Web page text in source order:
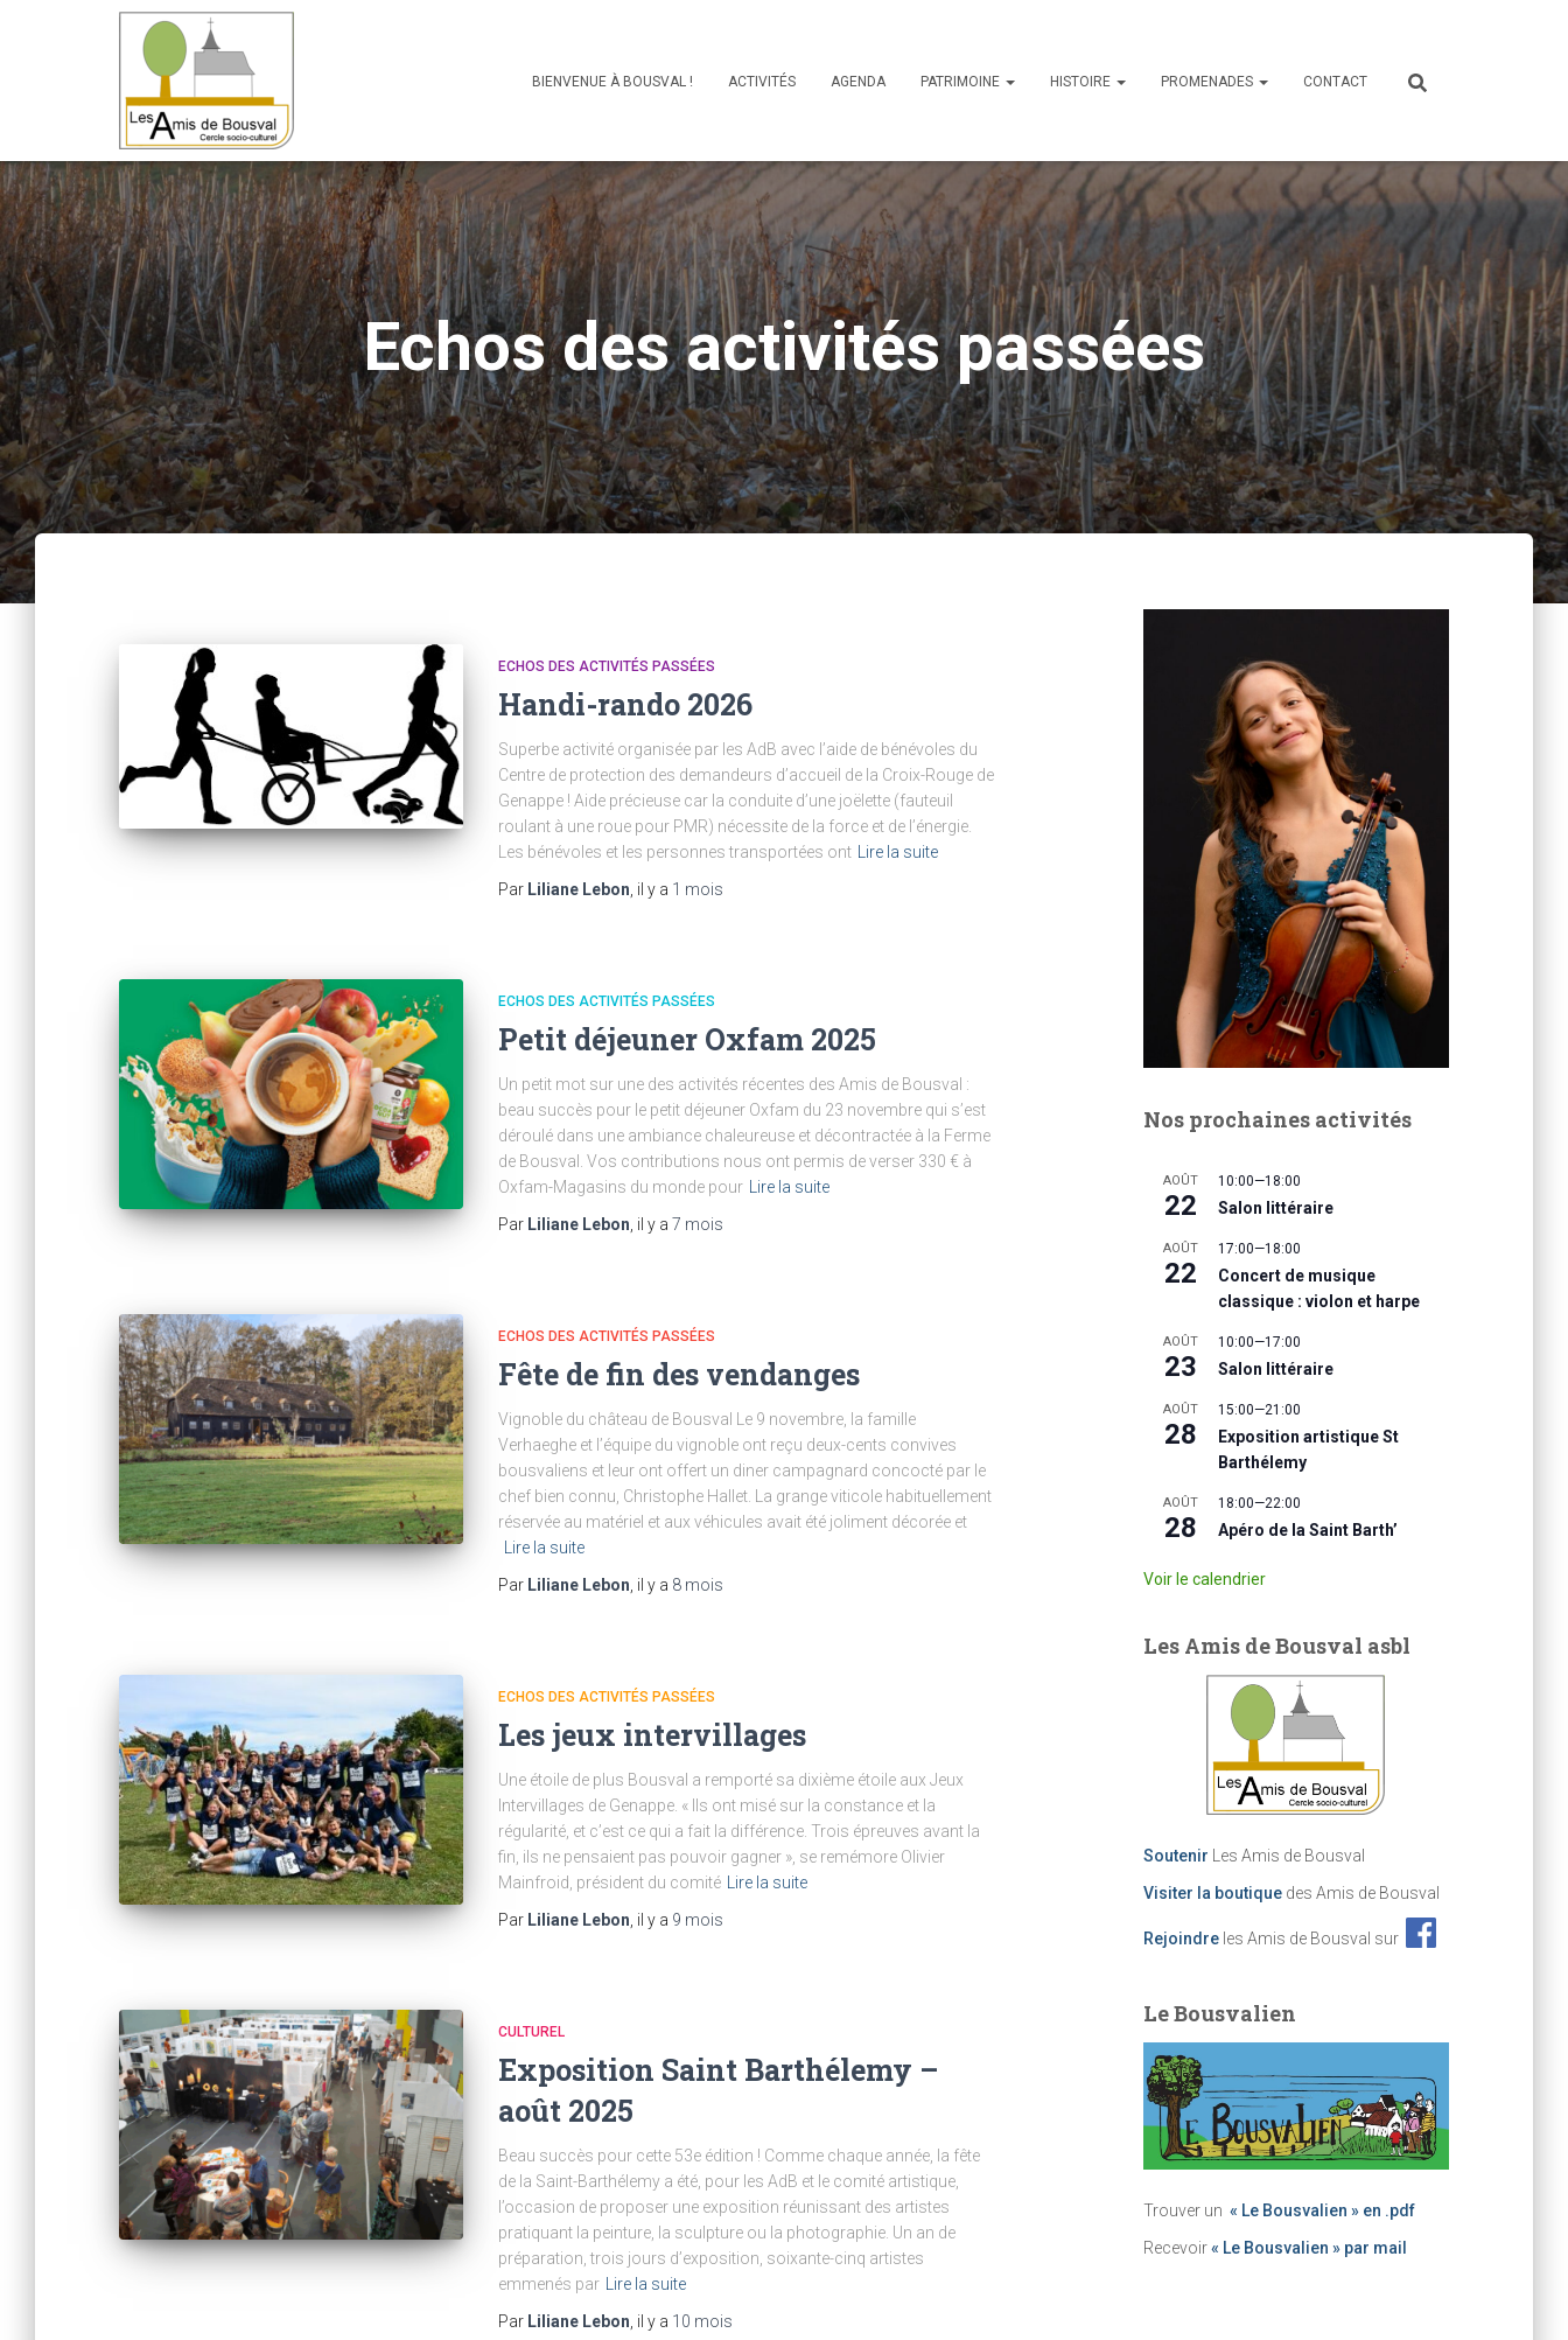
BIENVENUE À BOUSVAL ! ACTIVITÉS AGENDA PATRIMOINE HISTOIRE PROMENADES CONTACT
Echos des activités passées
ECHOS DES ACTIVITÉS PASSÉES
Handi-rando 2026
Superbe activité organisée par les AdB avec l’aide de bénévoles du
Centre de protection des demandeurs d’accueil de la Croix-Rouge de
Genappe ! Aide précieuse car la conduite d’une joëlette (fauteuil
roulant à une roue pour PMR) nécessite de la force et de l’énergie.
Les bénévoles et les personnes transportées ont
Lire la suite
Par Liliane Lebon , il y a 1 mois
ECHOS DES ACTIVITÉS PASSÉES
Petit déjeuner Oxfam 2025
Un petit mot sur une des activités récentes des Amis de Bousval :
beau succès pour le petit déjeuner Oxfam du 23 novembre qui s’est
déroulé dans une ambiance chaleureuse et décontractée à la Ferme
de Bousval. Vos contributions nous ont permis de verser 330 € à
Oxfam-Magasins du monde pour
Lire la suite
Par Liliane Lebon , il y a 7 mois
ECHOS DES ACTIVITÉS PASSÉES
Fête de fin des vendanges
Vignoble du château de Bousval Le 9 novembre, la famille
Verhaeghe et l’équipe du vignoble ont reçu deux-cents convives
bousvaliens et leur ont offert un diner campagnard concocté par le
chef bien connu, Christophe Hallet. La grange viticole habituellement
réservée au matériel et aux véhicules avait été joliment décorée et
Lire la suite
Par Liliane Lebon , il y a 8 mois
ECHOS DES ACTIVITÉS PASSÉES
Les jeux intervillages
Une étoile de plus Bousval a remporté sa dixième étoile aux Jeux
Intervillages de Genappe. « Ils ont misé sur la constance et la
régularité, et c’est ce qui a fait la différence. Trois épreuves avant la
fin, ils ne pensaient pas pouvoir gagner », se remémore Olivier
Mainfroid, président du comité
Lire la suite
Par Liliane Lebon , il y a 9 mois
CULTUREL
Exposition Saint Barthélemy –
août 2025
Beau succès pour cette 53e édition ! Comme chaque année, la fête
de la Saint-Barthélemy a été, pour les AdB et le comité artistique,
l’occasion de proposer une exposition réunissant des artistes
pratiquant la peinture, la sculpture ou la photographie. Un an de
préparation, trois jours d’exposition, soixante-cinq artistes
emmenés par
Lire la suite
Par Liliane Lebon , il y a 10 mois
Nos prochaines activités
AOÛT
22
10:00—18:00
Salon littéraire
AOÛT
22
17:00—18:00
Concert de musique
classique : violon et harpe
AOÛT
23
10:00—17:00
Salon littéraire
AOÛT
28
15:00—21:00
Exposition artistique St
Barthélemy
AOÛT
28
18:00—22:00
Apéro de la Saint Barth’
Voir le calendrier
Les Amis de Bousval asbl
Soutenir Les Amis de Bousval
Visiter la boutiquedes Amis de Bousval
Rejoindreles Amis de Bousval sur
Le Bousvalien
Trouver un « Le Bousvalien » en .pdf
Recevoir« Le Bousvalien » par mail